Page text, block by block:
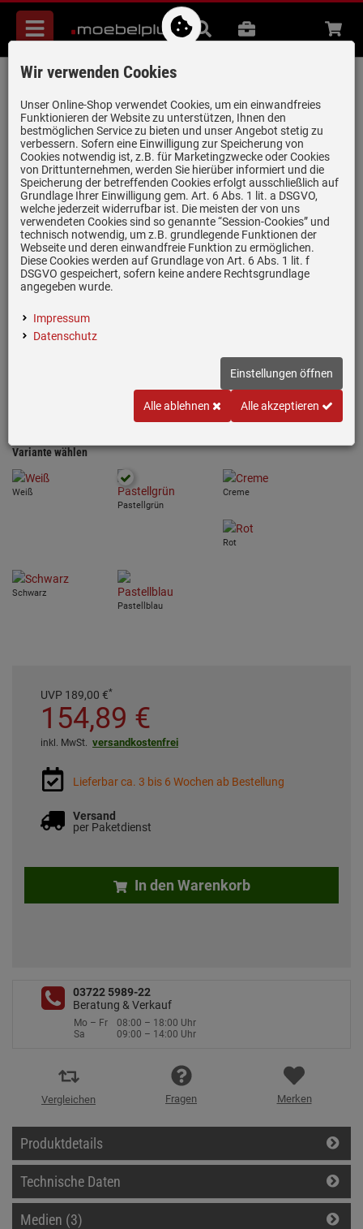
Menü
Suche
B2B Beratung
Smeg KSF01PGWW Küchenwaage
Artikel-Nummer:19982161 | Herstellernummer:KSF01PGWW |
EAN:8017709344528
Einloggen und Bewertung schreiben
Inklusive USB-C-Ladekabel
Variante wählen
Weiß
Pastellgrün
Creme
Rot
Schwarz
Pastellblau
UVP 189,00 €*
154,89 €
inkl. MwSt. versandkostenfrei
Lieferbar ca. 3 bis 6 Wochen ab Bestellung
Versand
per Paketdienst
In den Warenkorb
03722 5989-22
Beratung & Verkauf
Mo – Fr
08:00 – 18:00 Uhr
Sa
09:00 – 14:00 Uhr
Vergleichen Fragen Merken
Produktdetails
Technische Daten
Medien (3)
Wir verwenden Cookies
Unser Online-Shop verwendet Cookies, um ein einwandfreies
Funktionieren der Website zu unterstützen, Ihnen den
bestmöglichen Service zu bieten und unser Angebot stetig zu
verbessern. Sofern eine Einwilligung zur Speicherung von
Cookies notwendig ist, z.B. für Marketingzwecke oder Cookies
von Drittunternehmen, werden Sie hierüber informiert und die
Speicherung der betreffenden Cookies erfolgt ausschließlich auf
Grundlage Ihrer Einwilligung gem. Art. 6 Abs. 1 lit. a DSGVO,
welche jederzeit widerrufbar ist. Die meisten der von uns
verwendeten Cookies sind so genannte “Session-Cookies” und
technisch notwendig, um z.B. grundlegende Funktionen der
Webseite und deren einwandfreie Funktion zu ermöglichen.
Diese Cookies werden auf Grundlage von Art. 6 Abs. 1 lit. f
DSGVO gespeichert, sofern keine andere Rechtsgrundlage
angegeben wurde.
Impressum
Datenschutz
Einstellungen öffnen
Alle ablehnen Alle akzeptieren